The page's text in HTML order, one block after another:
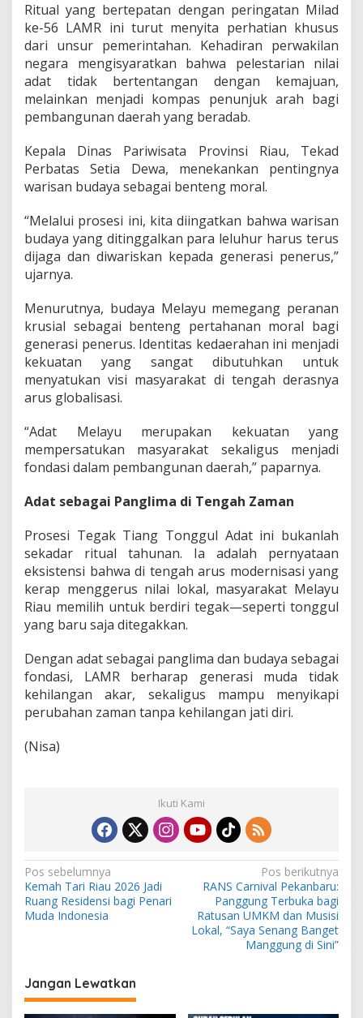
Ritual yang bertepatan dengan peringatan Milad
ke-56 LAMR ini turut menyita perhatian khusus
dari unsur pemerintahan. Kehadiran perwakilan
negara mengisyaratkan bahwa pelestarian nilai
adat tidak bertentangan dengan kemajuan,
melainkan menjadi kompas penunjuk arah bagi
pembangunan daerah yang beradab.
Kepala Dinas Pariwisata Provinsi Riau, Tekad
Perbatas Setia Dewa, menekankan pentingnya
warisan budaya sebagai benteng moral.
“Melalui prosesi ini, kita diingatkan bahwa warisan
budaya yang ditinggalkan para leluhur harus terus
dijaga dan diwariskan kepada generasi penerus,”
ujarnya.
Menurutnya, budaya Melayu memegang peranan
krusial sebagai benteng pertahanan moral bagi
generasi penerus. Identitas kedaerahan ini menjadi
kekuatan yang sangat dibutuhkan untuk
menyatukan visi masyarakat di tengah derasnya
arus globalisasi.
“Adat Melayu merupakan kekuatan yang
mempersatukan masyarakat sekaligus menjadi
fondasi dalam pembangunan daerah,” paparnya.
Adat sebagai Panglima di Tengah Zaman
Prosesi Tegak Tiang Tonggul Adat ini bukanlah
sekadar ritual tahunan. Ia adalah pernyataan
eksistensi bahwa di tengah arus modernisasi yang
kerap menggerus nilai lokal, masyarakat Melayu
Riau memilih untuk berdiri tegak—seperti tonggul
yang baru saja ditegakkan.
Dengan adat sebagai panglima dan budaya sebagai
fondasi, LAMR berharap generasi muda tidak
kehilangan akar, sekaligus mampu menyikapi
perubahan zaman tanpa kehilangan jati diri.
(Nisa)
Ikuti Kami
N
a
v
a
s
Pos sebelumnya
Kemah Tari Riau 2026 Jadi
Ruang Residensi bagi Penari
Muda Indonesia
Pos berikutnya
RANS Carnival Pekanbaru:
Panggung Terbuka bagi
Ratusan UMKM dan Musisi
Lokal, “Saya Senang Banget
Manggung di Sini”
Jangan Lewatkan